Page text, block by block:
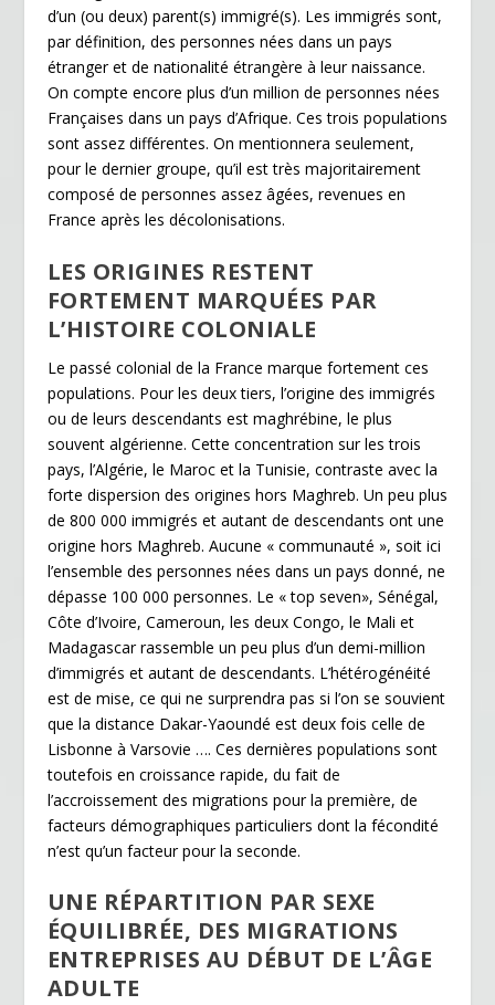
d’un (ou deux) parent(s) immigré(s). Les immigrés sont,
par définition, des personnes nées dans un pays
étranger et de nationalité étrangère à leur naissance.
On compte encore plus d’un million de personnes nées
Françaises dans un pays d’Afrique. Ces trois populations
sont assez différentes. On mentionnera seulement,
pour le dernier groupe, qu’il est très majoritairement
composé de personnes assez âgées, revenues en
France après les décolonisations.
LES ORIGINES RESTENT
FORTEMENT MARQUÉES PAR
L’HISTOIRE COLONIALE
Le passé colonial de la France marque fortement ces
populations. Pour les deux tiers, l’origine des immigrés
ou de leurs descendants est maghrébine, le plus
souvent algérienne. Cette concentration sur les trois
pays, l’Algérie, le Maroc et la Tunisie, contraste avec la
forte dispersion des origines hors Maghreb. Un peu plus
de 800 000 immigrés et autant de descendants ont une
origine hors Maghreb. Aucune « communauté », soit ici
l’ensemble des personnes nées dans un pays donné, ne
dépasse 100 000 personnes. Le « top seven», Sénégal,
Côte d’Ivoire, Cameroun, les deux Congo, le Mali et
Madagascar rassemble un peu plus d’un demi-million
d’immigrés et autant de descendants. L’hétérogénéité
est de mise, ce qui ne surprendra pas si l’on se souvient
que la distance Dakar-Yaoundé est deux fois celle de
Lisbonne à Varsovie …. Ces dernières populations sont
toutefois en croissance rapide, du fait de
l’accroissement des migrations pour la première, de
facteurs démographiques particuliers dont la fécondité
n’est qu’un facteur pour la seconde.
UNE RÉPARTITION PAR SEXE
ÉQUILIBRÉE, DES MIGRATIONS
ENTREPRISES AU DÉBUT DE L’ÂGE
ADULTE